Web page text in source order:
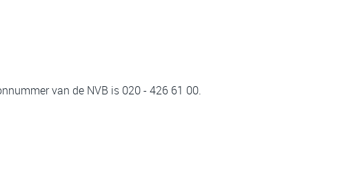
van de NVB is 020 - 426 61 00.